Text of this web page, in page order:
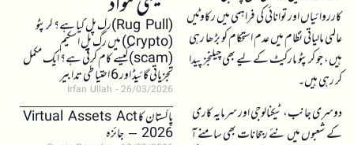
کارروائیاں اور توانائی کی فراہمی میں رکاوٹیں
عالمی مالیاتی نظام میں عدم استحکام کو بڑھا رہی
ہیں، جو کرپٹو مارکیٹ کے لیے بھی چیلنجز پیدا
کر رہی ہیں۔
دوسری جانب، ٹیکنالوجی اور سرمایہ کاری
کے شعبوں میں نئے رجحانات بھی سامنے آ
(Rug Pull)رگ پل کیا ہے؟ کرپٹو
(Crypto) میں رگ پل اسکیم
(scam)کیسے کام کرتی ہے؟ ایک مکمل
تجزیاتی گائیڈ اور 6 احتیاطی تدابیر
Irfan Ullah 26/03/2026
پاکستان کا Virtual Assets Act
2026 – جائزہ